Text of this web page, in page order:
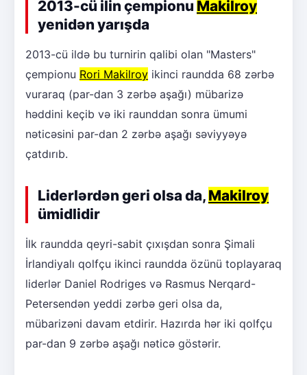
2013-cü ilin çempionu Makilroy
yenidən yarışda
2013-cü ildə bu turnirin qalibi olan "Masters"
çempionu Rori Makilroy ikinci raundda 68 zərbə
vuraraq (par-dan 3 zərbə aşağı) mübarizə
həddini keçib və iki raunddan sonra ümumi
nəticəsini par-dan 2 zərbə aşağı səviyyəyə
çatdırıb.
Liderlərdən geri olsa da, Makilroy
ümidlidir
İlk raundda qeyri-sabit çıxışdan sonra Şimali
İrlandiyalı qolfçu ikinci raundda özünü toplayaraq
liderlər Daniel Rodriges və Rasmus Nerqard-
Petersendən yeddi zərbə geri olsa da,
mübarizəni davam etdirir. Hazırda hər iki qolfçu
par-dan 9 zərbə aşağı nəticə göstərir.